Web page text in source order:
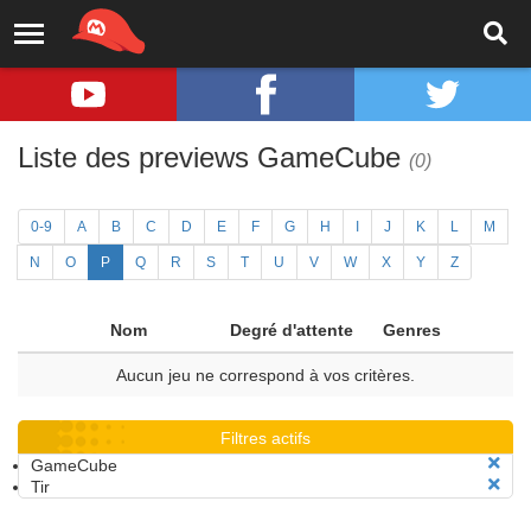
Liste des previews GameCube (0)
0-9 A B C D E F G H J K L M
N O P Q R S T U V W X Y Z
Nom Degré d'attente Genres
Aucun jeu ne correspond à vos critères.
Filtres actifs
GameCube
Tir